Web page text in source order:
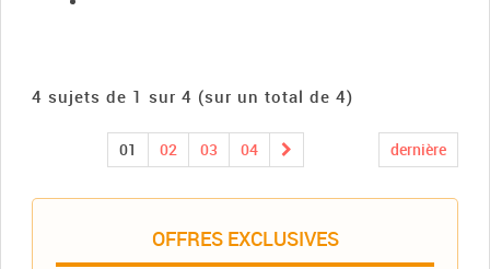
4 sujets de 1 sur 4 (sur un total de 4)
01 02 03 04 dernière
OFFRES EXCLUSIVES